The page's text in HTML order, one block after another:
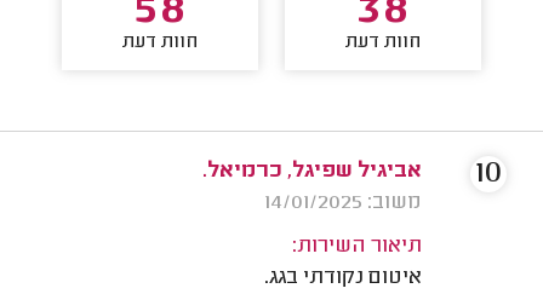
38
חוות דעת
58
חוות דעת
אביגיל שפיגל, כרמיאל.
משוב: 14/01/2025
תיאור השירות:
איטום נקודתי בגג.
10